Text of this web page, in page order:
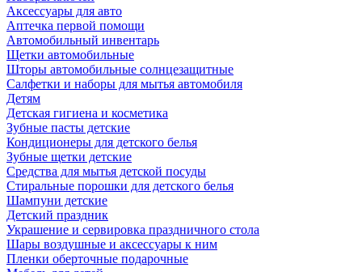
Аксессуары для авто
Аптечка первой помощи
Автомобильный инвентарь
Щетки автомобильные
Шторы автомобильные солнцезащитные
Салфетки и наборы для мытья автомобиля
Детям
Детская гигиена и косметика
Зубные пасты детские
Кондиционеры для детского белья
Зубные щетки детские
Средства для мытья детской посуды
Стиральные порошки для детского белья
Шампуни детские
Детский праздник
Украшение и сервировка праздничного стола
Шары воздушные и аксессуары к ним
Пленки оберточные подарочные